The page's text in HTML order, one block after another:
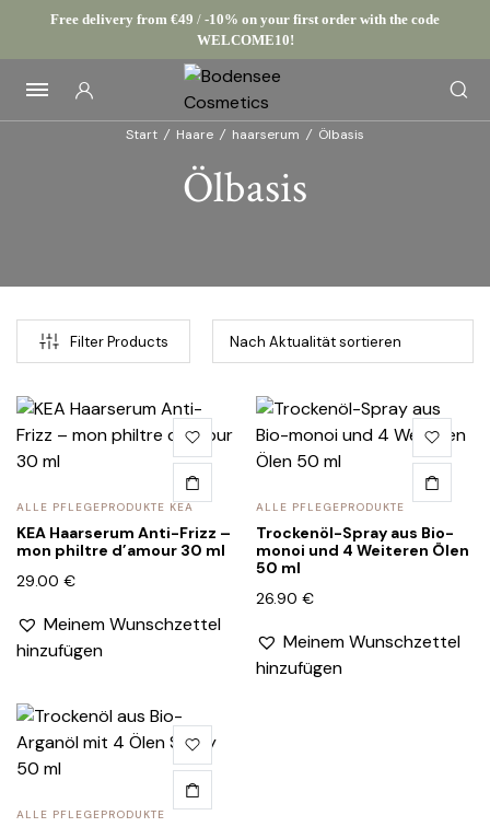
Free delivery from €49 / -10% on your first order with the code
WELCOME10!
Start / Haare / haarserum / Ölbasis
Ölbasis
Filter Products
ALLE PFLEGEPRODUKTE KEA
KEA Haarserum Anti-Frizz –
mon philtre d’amour 30 ml
29.00 €
Meinem Wunschzettel
hinzufügen
ALLE PFLEGEPRODUKTE
​​Trockenöl-Spray aus Bio-
monoi und 4 Weiteren Ölen
50 ml
26.90 €
Meinem Wunschzettel
hinzufügen
ALLE PFLEGEPRODUKTE